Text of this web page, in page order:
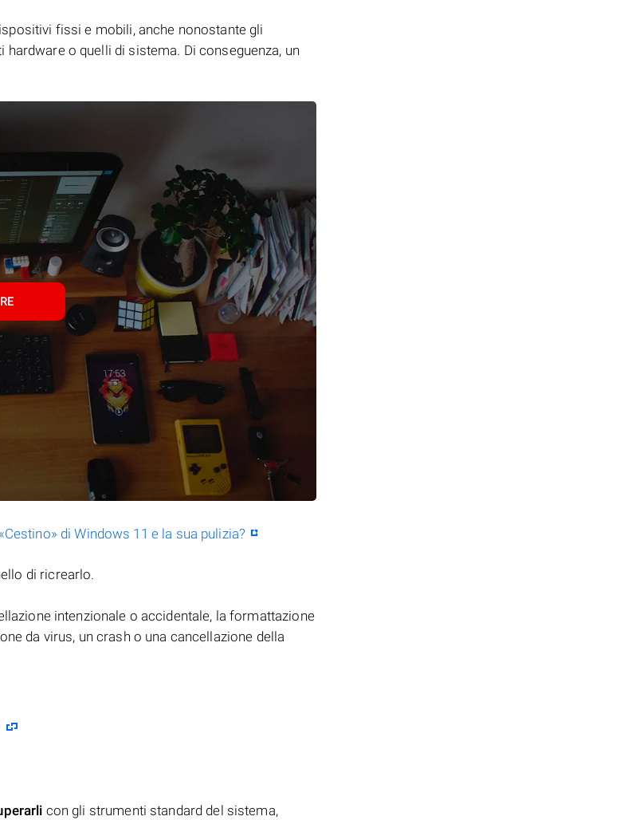
fissi e mobili, anche nonostante gli
o quelli di sistema. Di conseguenza, un
di Windows 11 e la sua pulizia?
di ricrearlo.
intenzionale o accidentale, la formattazione
da virus, un crash o una cancellazione della
con gli strumenti standard del sistema,